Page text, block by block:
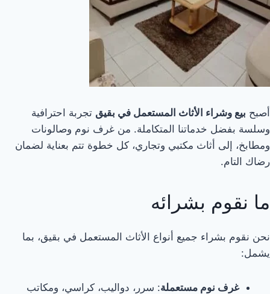
أصبح بيع وشراء الأثاث المستعمل في بقيق تجربة احترافية
وسلسة بفضل خدماتنا المتكاملة. من غرف نوم وصالونات
ومطابخ، إلى أثاث مكتبي وتجاري، كل خطوة تتم بعناية لضمان
رضاك التام.
ما نقوم بشرائه
نحن نقوم بشراء جميع أنواع الأثاث المستعمل في بقيق، بما
يشمل:
غرف نوم مستعملة: سرر، دواليب، كراسي، ومكاتب